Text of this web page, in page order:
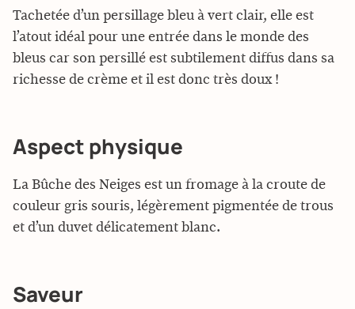
Tachetée d’un persillage bleu à vert clair, elle est
l’atout idéal pour une entrée dans le monde des
bleus car son persillé est subtilement diffus dans sa
richesse de crème et il est donc très doux !
Aspect physique
La Bûche des Neiges est un fromage à la croute de
couleur gris souris, légèrement pigmentée de trous
et d’un duvet délicatement blanc.
Saveur